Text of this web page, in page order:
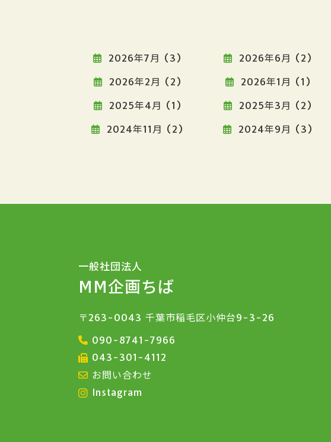
2026年7月 (3) 2026年6月 (2)
2026年2月 (2)
2026年1月 (1)
2025年4月 (1)
2025年3月 (2)
2024年11月 (2)
2024年9月 (3)
一般社団法人
MM企画ちば
〒263-0043 千葉市稲毛区小仲台9-3-26
090-8741-7966
043-301-4112
お問い合わせ
Instagram